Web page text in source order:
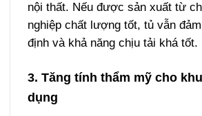
nội thất. Nếu được sản xuất từ
nghiệp chất lượng tốt, tủ vẫn
định và khả năng chịu tải khá tốt.
3. Tăng tính thẩm mỹ cho
dụng